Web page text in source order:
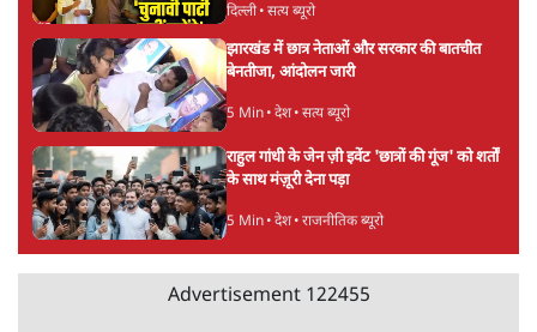
दिल्ली• सत्य ब्यूरो
झारखंड में छात्र नेताओं और सरकार की बातचीत
बेनतीजा, आंदोलन जारी
5 Min• देश• सत्य ब्यूरो
राहुल गांधी के जेन ज़ी इवेंट 'छात्रों की गूंज' को शर्तों
के साथ मंज़ूरी देना पड़ा
5 Min• देश• राजनीतिक ब्यूरो
Advertisement 122455